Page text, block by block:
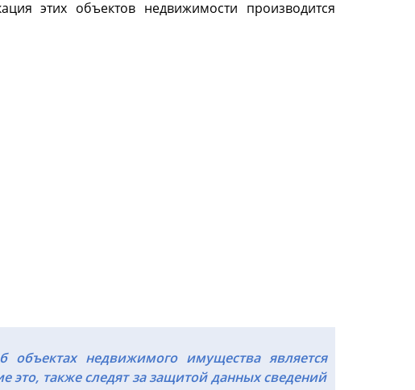
этих объектов недвижимости производится
недвижимого имущества является
также следят за защитой данных сведений